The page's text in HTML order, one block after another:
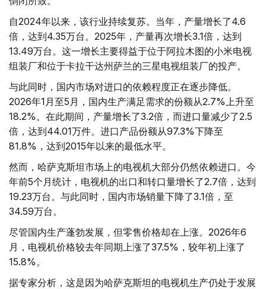
自2024年以来，该行业持续复苏。当年，产量增长了4.6
倍，达到4.35万台。2025年，产量再次增长3.1倍，达到
13.49万台。这一增长主要得益于位于阿拉木图的小米电视
组装厂和位于卡拉干达州萨兰的三星电视组装厂的投产。
与此同时，国内市场对进口的依赖程度正在逐步降低。
2026年1月至5月，国内生产满足需求的份额从2.7%上升至
18.2%。在此期间，产量增长了3.2倍，而进口量减少了2.5
倍，达到44.01万件。进口产品份额从97.3%下降至
81.8%，达到2015年以来的最低水平。
然而，哈萨克斯坦市场上的电视机大部分仍然依赖进口。今
年前5个月统计，电视机的出口和转口量增长了2.7倍，达到
19.23万台。与此同时，国内市场销量下降了3.1倍，至
34.59万台。
尽管国内生产蓬勃发展，但零售价格却在上涨。2026年6
月，电视机价格较去年同期上涨了37.5%，较年初上涨了
15.8%。
据专家分析，这是因为哈萨克斯坦的电视机生产仍处于发展